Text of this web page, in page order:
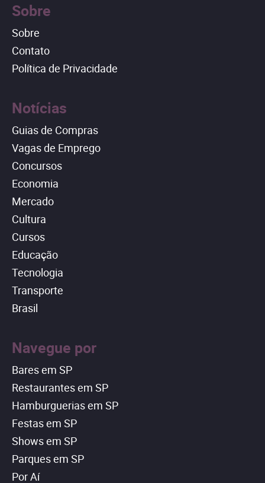
Sobre
Sobre
Contato
Política de Privacidade
Notícias
Guias de Compras
Vagas de Emprego
Concursos
Economia
Mercado
Cultura
Cursos
Educação
Tecnologia
Transporte
Brasil
Navegue por
Bares em SP
Restaurantes em SP
Hamburguerias em SP
Festas em SP
Shows em SP
Parques em SP
Por Aí